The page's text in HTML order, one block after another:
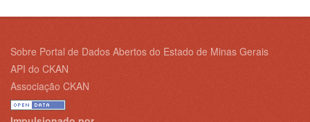
Sobre Portal de Dados Abertos do Estado de Minas Gerais
API do CKAN
Associação CKAN